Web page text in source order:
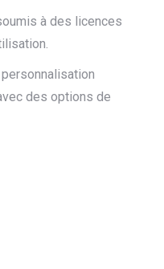
à des licences
des options de